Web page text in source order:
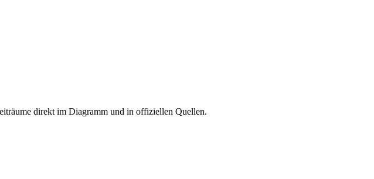
direkt im Diagramm und in offiziellen Quellen.